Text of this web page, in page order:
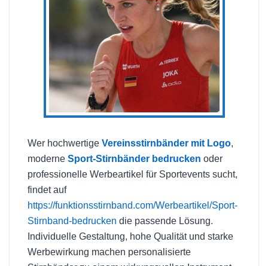
Wer hochwertige Vereinsstirnbänder mit Logo,
moderne Sport-Stirnbänder bedrucken oder
professionelle Werbeartikel für Sportevents sucht,
findet auf
https://funktionsstirnband.com/Werbeartikel/Sport-
Stirnband-bedrucken die passende Lösung.
Individuelle Gestaltung, hohe Qualität und starke
Werbewirkung machen personalisierte